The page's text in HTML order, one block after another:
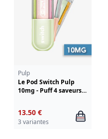
Pulp
Le Pod Switch Pulp
10mg - Puff 4 saveurs
13.50 €
3 variantes